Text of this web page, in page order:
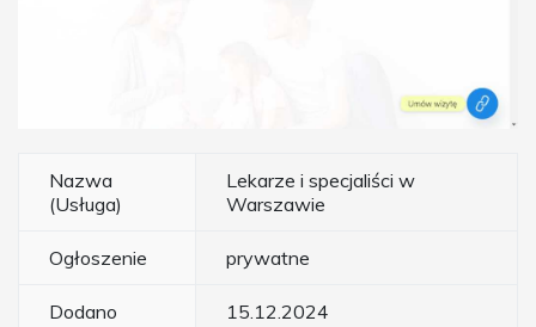
Nazwa
(Usługa)
Lekarze i specjaliści w
Warszawie
Ogłoszenie prywatne
Dodano 15.12.2024